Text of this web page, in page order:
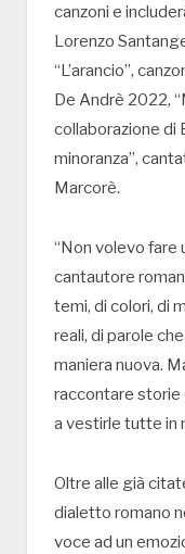
canzoni e
Lorenzo
“L’arancio”,
De Andrè 2022,
collaborazione di
minoranza”,
Marcorè.
“Non volevo fare
cantautore
temi, di colori, di
reali, di parole
maniera nuova.
raccontare storie
a vestirle tutte in
Oltre alle già
dialetto romano
voce ad un